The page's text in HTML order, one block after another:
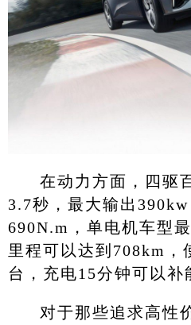
在动力方面，四驱
3.7秒，最大输出
690N.m，单电机车型
里程可以达到708km，
台，充电15分钟可以补
对于那些追求高性